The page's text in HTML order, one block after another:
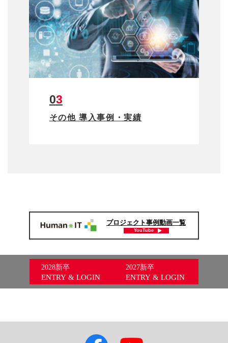
03
その他 導入事例・実績
プロジェクト事例動画一覧
YouTube